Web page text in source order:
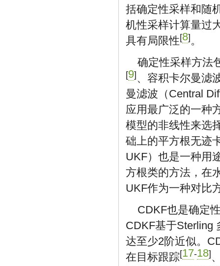
括确定性采样和随
机性采样计算量过
具有局限性[8]。
确定性采样方法
[9]、容积卡尔曼滤
曼滤波（Central
应用最广泛的一种
模型的非线性来选
础上的平方根无迹
UKF）也是一种用
方根类的方法，在
UKF作为一种对比
CDKF也是确定
CDKF基于Sterling
达至少2阶近似。
在目标跟踪[17-18]